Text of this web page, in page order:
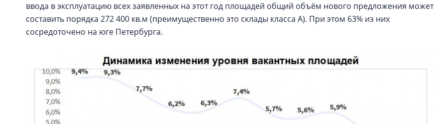
ввода в эксплуатацию всех заявленных на этот год площадей общий объём нового предложения может
составить порядка 272 400 кв.м (преимущественно это склады класса А). При этом 63% из них
сосредоточено на юге Петербурга.